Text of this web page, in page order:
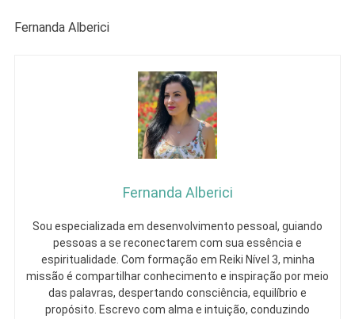
Fernanda Alberici
Fernanda Alberici
Sou especializada em desenvolvimento pessoal, guiando
pessoas a se reconectarem com sua essência e
espiritualidade. Com formação em Reiki Nível 3, minha
missão é compartilhar conhecimento e inspiração por meio
das palavras, despertando consciência, equilíbrio e
propósito. Escrevo com alma e intuição, conduzindo